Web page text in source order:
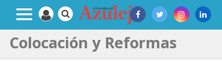
Colocación y Reformas